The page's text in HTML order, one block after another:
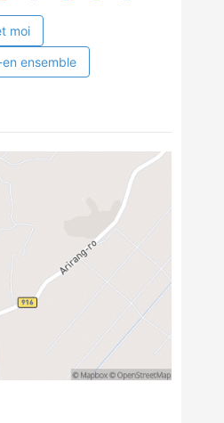
moi
ensemble